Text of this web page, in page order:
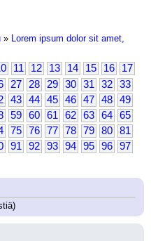
» Lorem ipsum dolor sit amet,
11 12 13 14 15 16
17
27 28 29 30 31 32
33
43 44 45 46 47 48
49
59 60 61 62 63 64
65
75 76 77 78 79 80
81
91 92 93 94 95 96
97